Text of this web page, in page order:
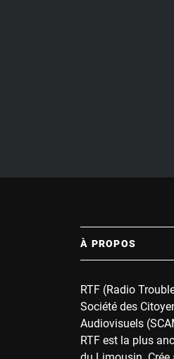
À PROPOS
RTF (Radio
Société des
Audiovisuels
RTF est la plus